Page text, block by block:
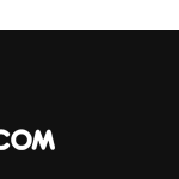
quelli